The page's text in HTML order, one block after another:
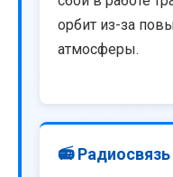
орбит из-за
атмосферы.
📻 Радиосвязь